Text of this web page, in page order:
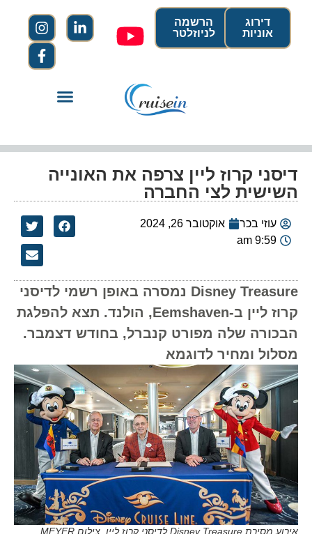
הרשמה
לניוזלטר
דירוג
אוניות
דיסני קרוז ליין צרפה את האונייה
השישית לצי החברה
עוזי בכר
אוקטובר 26, 2024
9:59 am
Disney Treasure נמסרה באופן רשמי לדיסני
קרוז ליין ב-Eemshaven, הולנד. תצא להפלגת
הבכורה שלה מפורט קנברל, בחודש דצמבר.
מסלול ומחיר לדוגמא
אירוע מסירת Disney Treasure לדיסני קרוז ליין. צילום MEYER